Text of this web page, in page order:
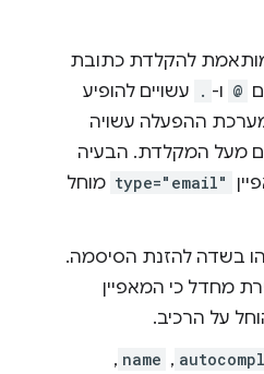
להקלדת כתובת
ו-
עשויים להופיע
ההפעלה עשויה
מעל המקלדת. הבעיה
type="email" מוחל
להזנת הסיסמה.
כי המאפיין
על הרכיב.
,‏
name
,‏